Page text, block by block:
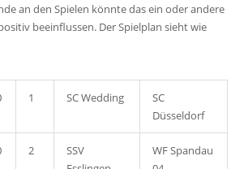
an den Spielen könnte das ein oder andere
beeinflussen. Der Spielplan sieht wie
1 SC Wedding
SC
Düsseldorf
2
SSV
WF Spandau